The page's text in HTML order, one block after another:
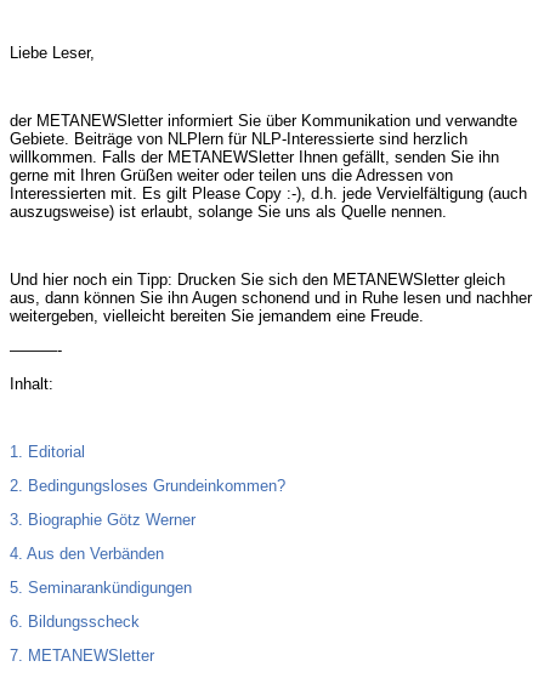
Liebe Leser,
der METANEWSletter informiert Sie über Kommunikation und verwandte
Gebiete. Beiträge von NLPlern für NLP-Interessierte sind herzlich
willkommen. Falls der METANEWSletter Ihnen gefällt, senden Sie ihn
gerne mit Ihren Grüßen weiter oder teilen uns die Adressen von
Interessierten mit. Es gilt Please Copy :-), d.h. jede Vervielfältigung (auch
auszugsweise) ist erlaubt, solange Sie uns als Quelle nennen.
Und hier noch ein Tipp: Drucken Sie sich den METANEWSletter gleich
aus, dann können Sie ihn Augen schonend und in Ruhe lesen und nachher
weitergeben, vielleicht bereiten Sie jemandem eine Freude.
———-
Inhalt:
1. Editorial
2. Bedingungsloses Grundeinkommen?
3. Biographie Götz Werner
4. Aus den Verbänden
5. Seminarankündigungen
6. Bildungsscheck
7. METANEWSletter